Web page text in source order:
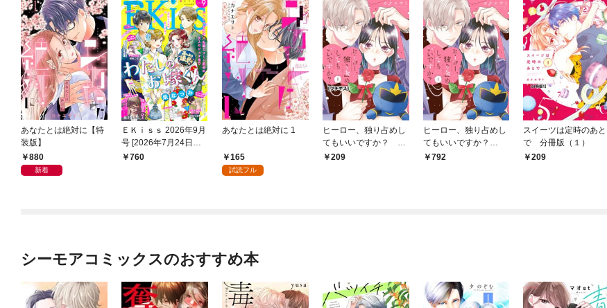
あなたとは絶対に【特
装版】
880
新着
ＥＫｉｓｓ 2026年9月
号 [2026年7月24日発
売]760
あなたとは絶対に 1
165
試読フル
ヒーロー、独り占めし
てもいいですか？ プ
チキス（１）
209
ヒーロー、独り占めし
てもいいですか？
（１）
792
スイーツは定時のあと
で 分冊版（１）
209
シーモアコミックスのおすすめ本